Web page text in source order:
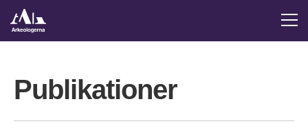
Publikationer